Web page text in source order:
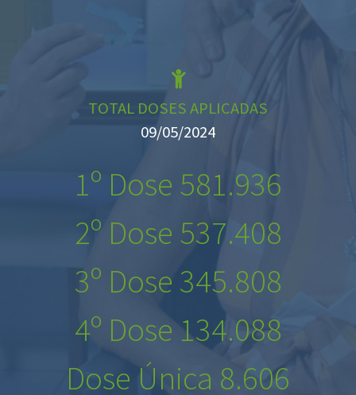
TOTAL DOSES APLICADAS
09/05/2024
1º Dose 581.936
2º Dose 537.408
3º Dose 345.808
4º Dose 134.088
Dose Única 8.606